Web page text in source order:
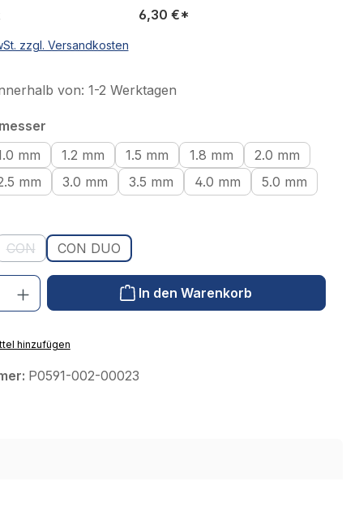
6,30 €*
zzgl. Versandkosten
von: 1-2 Werktagen
auswählen
ist zurzeit nicht verfügbar.)
mm 1.2 mm 1.5 mm 1.8 mm
2.0 mm
mm 3.0 mm 3.5 mm 4.0 mm 5.0 mm
ist zurzeit nicht verfügbar.)
CON
(Diese Option ist zurzeit nicht verfügbar.)
CON DUO
den gewünschten Wert ein oder benutze die Schaltflächen um die
In den Warenkorb
hinzufügen
P0591-002-00023